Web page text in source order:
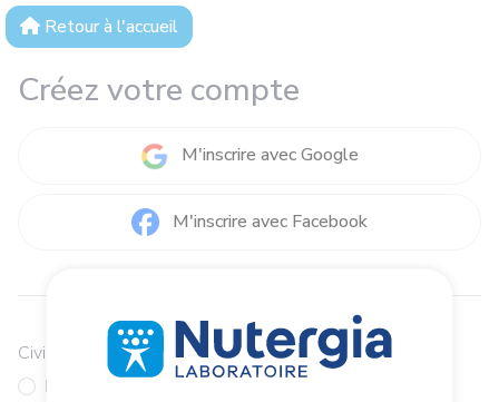
Retour à l'accueil
Créez votre compte
M'inscrire avec Google
M'inscrire avec Facebook
Civilité*
Monsieur